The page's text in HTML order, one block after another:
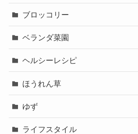
ブロッコリー
ベランダ菜園
ヘルシーレシピ
ほうれん草
ゆず
ライフスタイル